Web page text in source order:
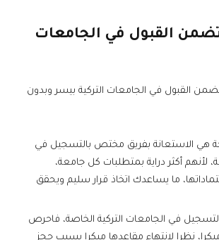
القبول في الجامعات
القبول في الجامعات التركية بيسر وبدون
هي الاستعانة بفريق مختص بالتسجيل في
لأنهم أكثر دراية بمتطلبات كل جامعة،
ما يساعدك اتخاذ قرار سليم ويحقق
في الجامعات التركية الخاصة، فاحرص
نظرا لانتهاء مقاعدها مبكرا بسبب حجز